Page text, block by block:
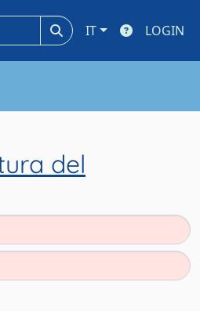
IT LOGIN
del